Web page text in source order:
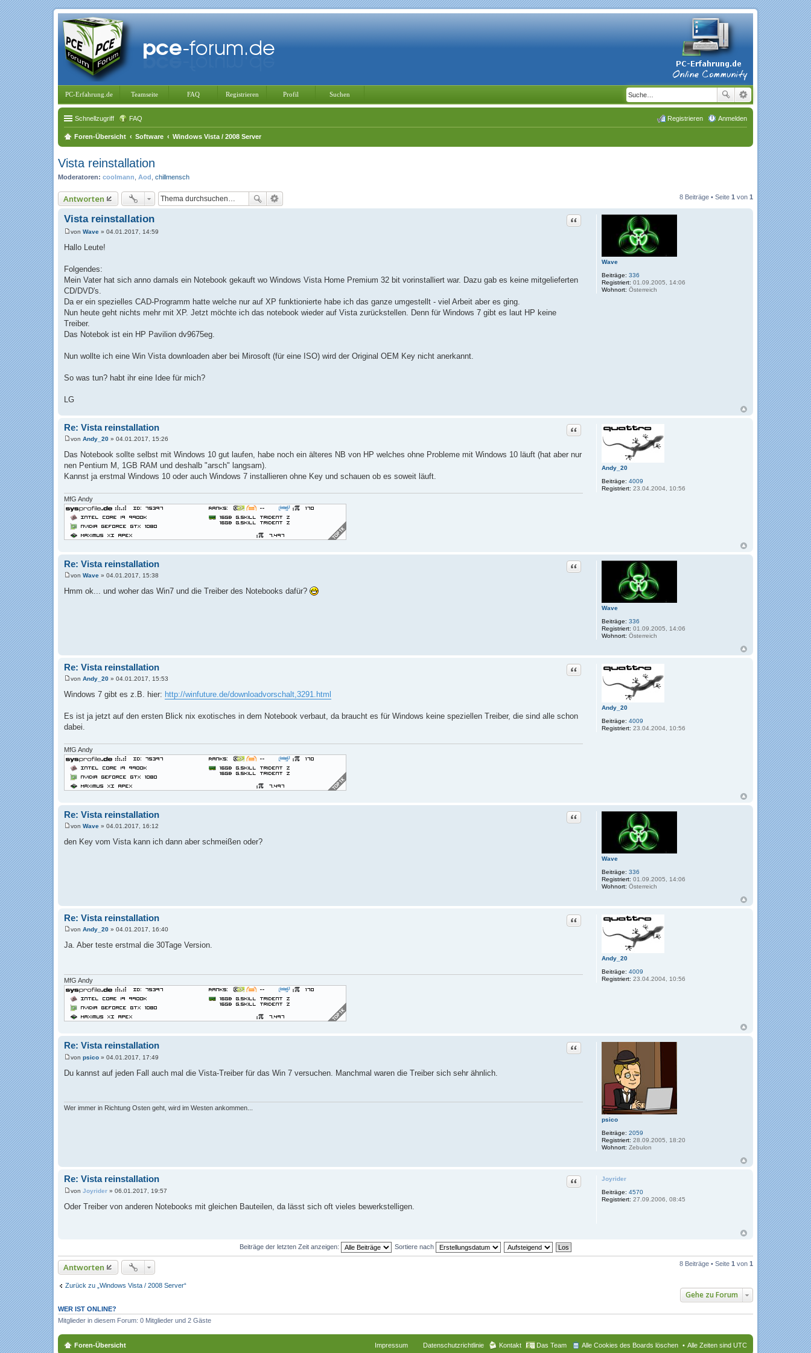
PC-Erfahrung.de Teamseite FAQ Registrieren Profil Suchen
Schnellzugriff FAQ Anmelden
Registrieren
Foren-Übersicht Software Windows Vista / 2008 Server
Vista reinstallation
Moderatoren: coolmann Aod chillmensch
Antworten 8 Beiträge • Seite 1 von 1
Wave
Beiträge: 336
Registriert: 01.09.2005, 14:06
Wohnort: Österreich
Vista reinstallation Zitat
e
i
a
g
von Wave » 04.01.2017, 14:59
Hallo Leute!
Folgendes:
Mein Vater hat sich anno damals ein Notebook gekauft wo Windows Vista Home Premium 32 bit vorinstalliert war. Dazu gab es keine mitgelieferten
CD/DVD's.
Da er ein spezielles CAD-Programm hatte welche nur auf XP funktionierte habe ich das ganze umgestellt - viel Arbeit aber es ging.
Nun heute geht nichts mehr mit XP. Jetzt möchte ich das notebook wieder auf Vista zurückstellen. Denn für Windows 7 gibt es laut HP keine
Treiber.
Das Notebok ist ein HP Pavilion dv9675eg.
Nun wollte ich eine Win Vista downloaden aber bei Mirosoft (für eine ISO) wird der Original OEM Key nicht anerkannt.
So was tun? habt ihr eine Idee für mich?
LG
Andy_20
Beiträge: 4009
Registriert: 23.04.2004, 10:56
Re: Vista reinstallation Zitat
i
t
a
von Andy_20 » 04.01.2017, 15:26
Das Notebook sollte selbst mit Windows 10 gut laufen, habe noch ein älteres NB von HP welches ohne Probleme mit Windows 10 läuft (hat aber nur
nen Pentium M, 1GB RAM und deshalb "arsch" langsam).
Kannst ja erstmal Windows 10 oder auch Windows 7 installieren ohne Key und schauen ob es soweit läuft.
MfG Andy
Wave
Beiträge: 336
Registriert: 01.09.2005, 14:06
Wohnort: Österreich
Re: Vista reinstallation Zitat
e
von Wave » 04.01.2017, 15:38
Hmm ok... und woher das Win7 und die Treiber des Notebooks dafür?
Andy_20
Beiträge: 4009
Registriert: 23.04.2004, 10:56
Re: Vista reinstallation Zitat
e
i
r
a
g
von Andy_20 » 04.01.2017, 15:53
Windows 7 gibt es z.B. hier: http://winfuture.de/downloadvorschalt,3291.html
Es ist ja jetzt auf den ersten Blick nix exotisches in dem Notebook verbaut, da braucht es für Windows keine speziellen Treiber, die sind alle schon
dabei.
MfG Andy
Wave
Beiträge: 336
Registriert: 01.09.2005, 14:06
Wohnort: Österreich
Re: Vista reinstallation Zitat
e
i
von Wave » 04.01.2017, 16:12
den Key vom Vista kann ich dann aber schmeißen oder?
Andy_20
Beiträge: 4009
Registriert: 23.04.2004, 10:56
Re: Vista reinstallation Zitat
e
i
g
von Andy_20 » 04.01.2017, 16:40
Ja. Aber teste erstmal die 30Tage Version.
MfG Andy
psico
Beiträge: 2059
Registriert: 28.09.2005, 18:20
Wohnort: Zebulon
Re: Vista reinstallation Zitat
i
g
von psico » 04.01.2017, 17:49
Du kannst auf jeden Fall auch mal die Vista-Treiber für das Win 7 versuchen. Manchmal waren die Treiber sich sehr ähnlich.
Wer immer in Richtung Osten geht, wird im Westen ankommen...
Joyrider
Beiträge: 4570
Registriert: 27.09.2006, 08:45
Re: Vista reinstallation Zitat
e
i
von Joyrider » 06.01.2017, 19:57
Oder Treiber von anderen Notebooks mit gleichen Bauteilen, da lässt sich oft vieles bewerkstelligen.
Beiträge der letzten Zeit anzeigen: Sortiere nach
Antworten 8 Beiträge • Seite 1 von 1
Zurück zu „Windows Vista / 2008 Server“
Gehe zu Forum
WER IST ONLINE?
Mitglieder in diesem Forum: 0 Mitglieder und 2 Gäste
Foren-Übersicht Alle Zeiten sind UTC
Alle Cookies des Boards löschen
Das Team
Kontakt
Datenschutzrichtlinie
Impressum